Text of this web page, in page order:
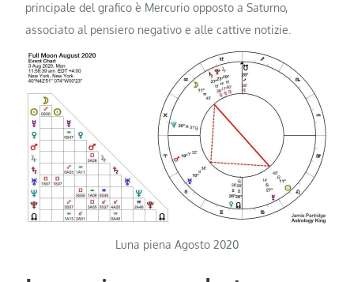
principale del grafico è Mercurio opposto a Saturno,
associato al pensiero negativo e alle cattive notizie.
Luna piena Agosto 2020